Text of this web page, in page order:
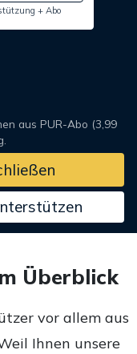
+ Abo
aus PUR-Abo (3,99
Überblick
vor allem aus
Ihnen unsere